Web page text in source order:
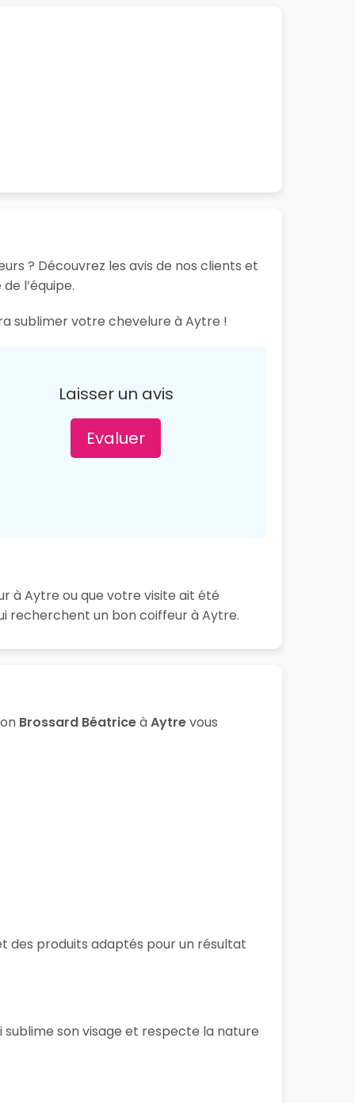
? Découvrez les avis de nos clients et
l’équipe.
sublimer votre chevelure à Aytre !
Laisser un avis
Evaluer
à Aytre ou que votre visite ait été
recherchent un bon coiffeur à Aytre.
Brossard BéatriceàAytrevous
des produits adaptés pour un résultat
son visage et respecte la nature